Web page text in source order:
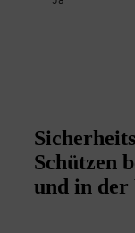
Schützen
und in